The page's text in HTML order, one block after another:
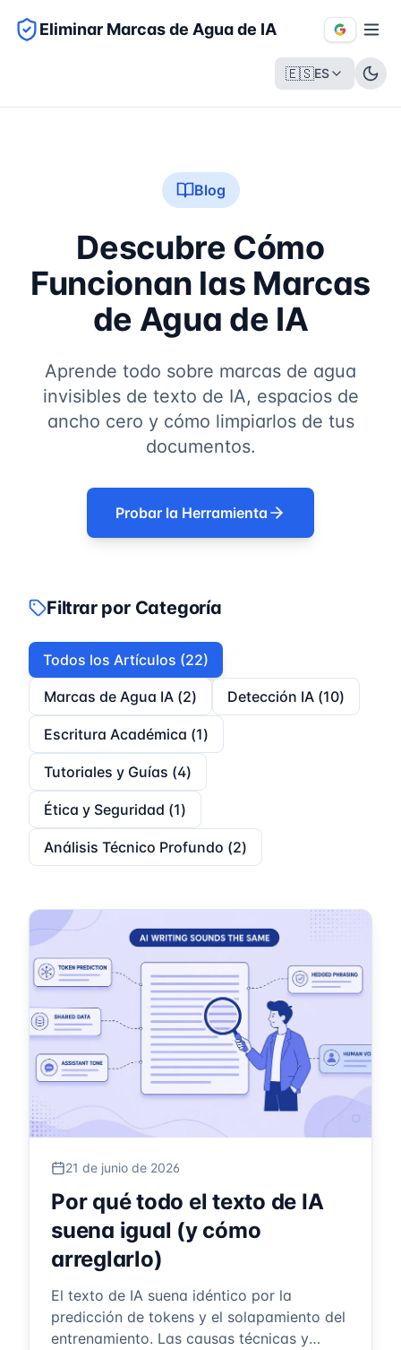
Eliminar Marcas de Agua de IA
🇪🇸ES
Blog
Descubre Cómo
Funcionan las Marcas
de Agua de IA
Aprende todo sobre marcas de agua
invisibles de texto de IA, espacios de
ancho cero y cómo limpiarlos de tus
documentos.
Probar la Herramienta
Filtrar por Categoría
Todos los Artículos (22)
Marcas de Agua IA (2) Detección IA (10)
Escritura Académica (1)
Tutoriales y Guías (4)
Ética y Seguridad (1)
Análisis Técnico Profundo (2)
21 de junio de 2026
Por qué todo el texto de IA
suena igual (y cómo
arreglarlo)
El texto de IA suena idéntico por la
predicción de tokens y el solapamiento del
entrenamiento. Las causas técnicas y